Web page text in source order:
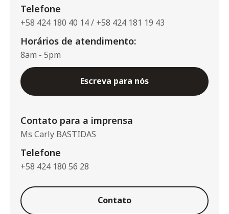
Telefone
+58 424 180 40 14 / +58 424 181 19 43
Horários de atendimento:
8am - 5pm
Escreva para nós
Contato para a imprensa
Ms Carly BASTIDAS
Telefone
+58 424 180 56 28
Contato